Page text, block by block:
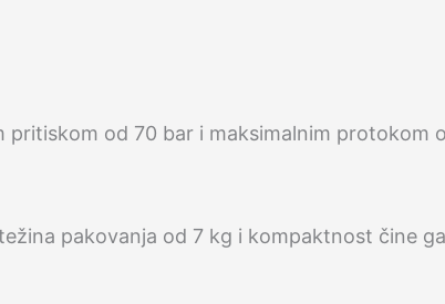
pritiskom od 70 bar i maksimalnim protokom
pakovanja od 7 kg i kompaktnost čine